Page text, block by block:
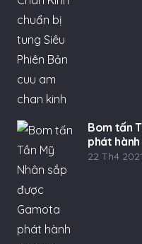
Bom tấn
phát
22 Th4 2021